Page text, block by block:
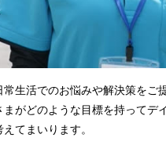
常生活でのお悩みや解決策をご
まがどのような目標を持ってデ
てまいります。